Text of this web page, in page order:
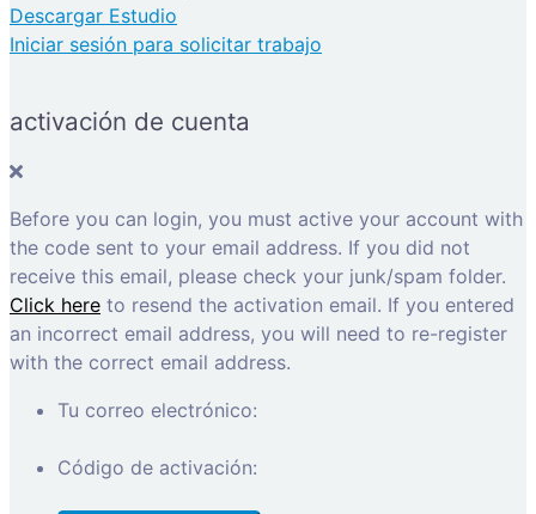
Descargar Estudio
Iniciar sesión para solicitar trabajo
activación de cuenta
Before you can login, you must active your account with
the code sent to your email address. If you did not
receive this email, please check your junk/spam folder.
Click here to resend the activation email. If you entered
an incorrect email address, you will need to re-register
with the correct email address.
Tu correo electrónico:
Código de activación: